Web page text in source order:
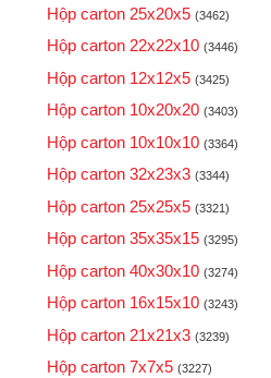
Hộp carton 25x20x5 (3462)
Hộp carton 22x22x10 (3446)
Hộp carton 12x12x5 (3425)
Hộp carton 10x20x20 (3403)
Hộp carton 10x10x10 (3364)
Hộp carton 32x23x3 (3344)
Hộp carton 25x25x5 (3321)
Hộp carton 35x35x15 (3295)
Hộp carton 40x30x10 (3274)
Hộp carton 16x15x10 (3243)
Hộp carton 21x21x3 (3239)
Hộp carton 7x7x5 (3227)